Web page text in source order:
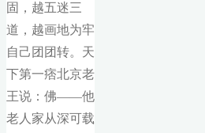
固，越五迷三
道，越画地为牢
自己团团转。天
下第一痞北京老
王说：佛——他
老人家从深可载